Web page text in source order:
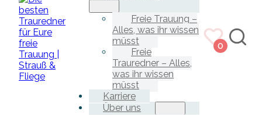
Freie Trauung –
Alles, was ihr wissen
müsst
Freie
Trauredner – Alles,
was ihr wissen
müsst
Karriere
Über uns
0